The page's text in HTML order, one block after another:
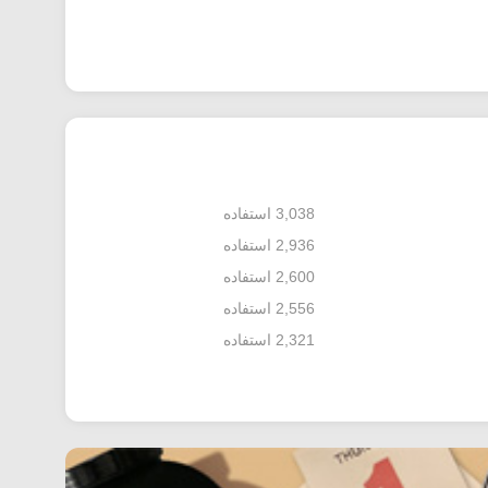
3,038 استفاده
2,936 استفاده
2,600 استفاده
2,556 استفاده
2,321 استفاده